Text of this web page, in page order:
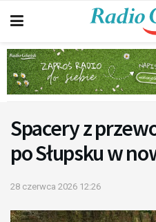
Spacery z
po Słupsku w
28 czerwca 2026 12:26